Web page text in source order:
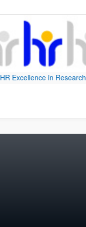
HR Excellence in Research